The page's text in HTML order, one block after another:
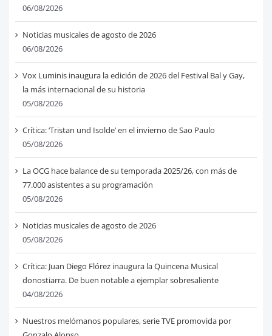
06/08/2026
Noticias musicales de agosto de 2026
06/08/2026
Vox Luminis inaugura la edición de 2026 del Festival Bal y Gay,
la más internacional de su historia
05/08/2026
Crítica: ‘Tristan und Isolde’ en el invierno de Sao Paulo
05/08/2026
La OCG hace balance de su temporada 2025/26, con más de
77.000 asistentes a su programación
05/08/2026
Noticias musicales de agosto de 2026
05/08/2026
Crítica: Juan Diego Flórez inaugura la Quincena Musical
donostiarra. De buen notable a ejemplar sobresaliente
04/08/2026
Nuestros melómanos populares, serie TVE promovida por